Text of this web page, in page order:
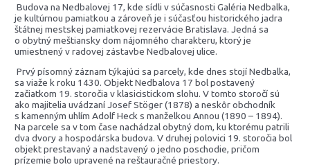
Budova na Nedbalovej 17, kde sídli v súčasnosti Galéria Nedbalka,
je kultúrnou pamiatkou a zároveň je i súčasťou historického jadra
štátnej mestskej pamiatkovej rezervácie Bratislava. Jedná sa
o obytný meštiansky dom nájomného charakteru, ktorý je
umiestnený v radovej zástavbe Nedbalovej ulice.
Prvý písomný záznam týkajúci sa parcely, kde dnes stojí Nedbalka,
sa viaže k roku 1430. Objekt Nedbalova 17 bol postavený
začiatkom 19. storočia v klasicistickom slohu. V tomto storočí sú
ako majitelia uvádzaní Josef Stöger (1878) a neskôr obchodník
s kamenným uhlím Adolf Heck s manželkou Annou (1890 – 1894).
Na parcele sa v tom čase nachádzal obytný dom, ku ktorému patrili
dva dvory a hospodárska budova. V druhej polovici 19. storočia bol
objekt prestavaný a nadstavený o jedno poschodie, pričom
prízemie bolo upravené na reštauračné priestory.